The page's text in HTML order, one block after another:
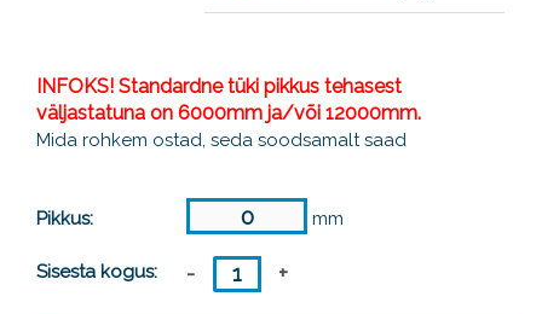
INFOKS! Standardne tüki pikkus tehasest
väljastatuna on 6000mm ja/või 12000mm.
Mida rohkem ostad, seda soodsamalt saad
Pikkus: mm
Sisesta kogus: